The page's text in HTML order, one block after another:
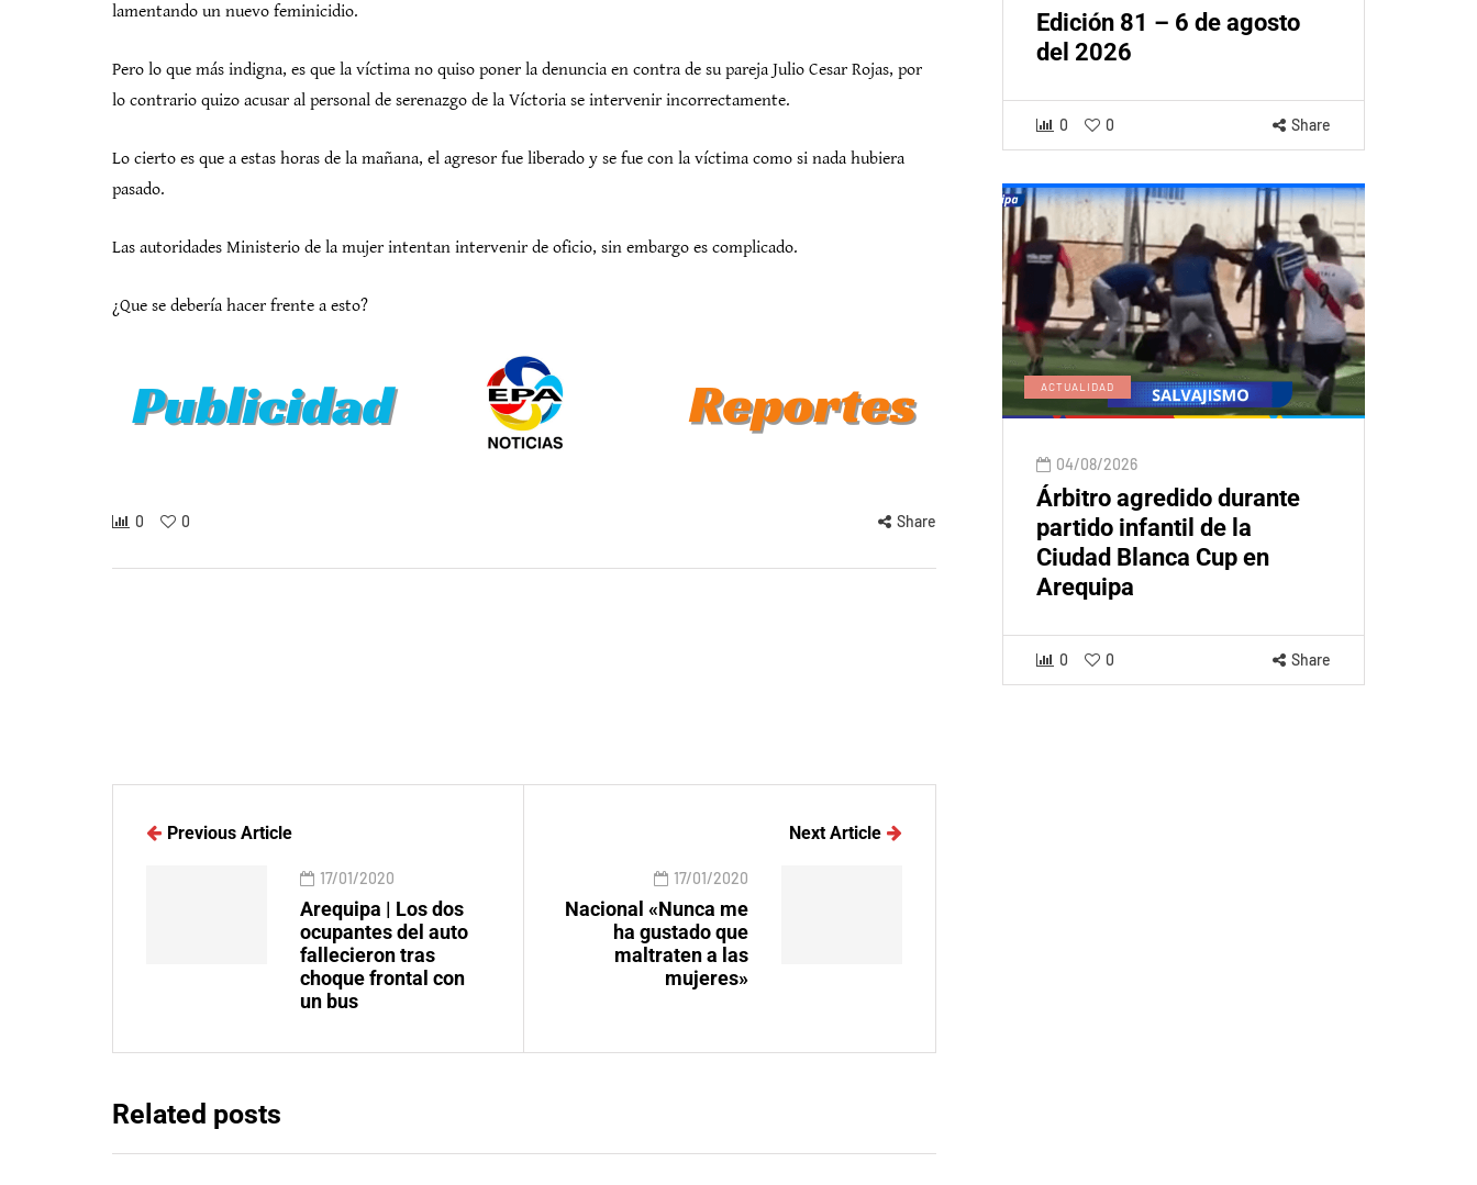
lamentando un nuevo feminicidio.
Pero lo que más indigna, es que la víctima no quiso poner la denuncia en contra de su pareja Julio Cesar Rojas, por
lo contrario quizo acusar al personal de serenazgo de la Víctoria se intervenir incorrectamente.
Lo cierto es que a estas horas de la mañana, el agresor fue liberado y se fue con la víctima como si nada hubiera
pasado.
Las autoridades Ministerio de la mujer intentan intervenir de oficio, sin embargo es complicado.
¿Que se debería hacer frente a esto?
0 0 Share
Edición 81 – 6 de agosto
del 2026
0 0 Share
ACTUALIDAD
04/08/2026
Árbitro agredido durante
partido infantil de la
Ciudad Blanca Cup en
Arequipa
0 0 Share
Previous Article
17/01/2020
Arequipa | Los dos
ocupantes del auto
fallecieron tras
choque frontal con
un bus
Next Article
17/01/2020
Nacional «Nunca me
ha gustado que
maltraten a las
mujeres»
Related posts